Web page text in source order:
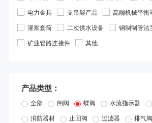
电力金具
支吊架产品 高端机械平衡
灌浆套筒
二次供水设备
钢制制管法
矿业管路连接件
其他
产品类型：
全部 闸阀 蝶阀 水流指示器
消防器材
止回阀 过滤器 排气阀